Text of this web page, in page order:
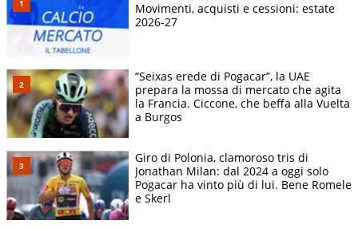
Movimenti, acquisti e cessioni: estate
2026-27
“Seixas erede di Pogacar”, la UAE
prepara la mossa di mercato che agita
la Francia. Ciccone, che beffa alla Vuelta
a Burgos
Giro di Polonia, clamoroso tris di
Jonathan Milan: dal 2024 a oggi solo
Pogacar ha vinto più di lui. Bene Romele
e Skerl